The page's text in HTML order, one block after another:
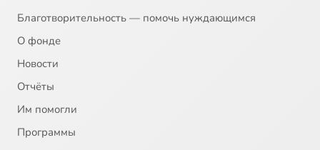
Благотворительность — помочь нуждающимся
О фонде
Новости
Отчёты
Им помогли
Программы